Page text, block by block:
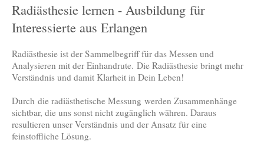
Radiästhesie lernen - Ausbildung für
Interessierte aus Erlangen
Radiästhesie ist der Sammelbegriff für das Messen und
Analysieren mit der Einhandrute. Die Radiästhesie bringt mehr
Verständnis und damit Klarheit in Dein Leben!
Durch die radiästhetische Messung werden Zusammenhänge
sichtbar, die uns sonst nicht zugänglich währen. Daraus
resultieren unser Verständnis und der Ansatz für eine
feinstoffliche Lösung.